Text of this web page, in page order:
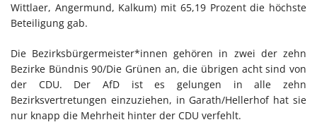
Wittlaer, Angermund, Kalkum) mit 65,19 Prozent die höchste
Beteiligung gab.
Die Bezirksbürgermeister*innen gehören in zwei der zehn
Bezirke Bündnis 90/Die Grünen an, die übrigen acht sind von
der CDU. Der AfD ist es gelungen in alle zehn
Bezirksvertretungen einzuziehen, in Garath/Hellerhof hat sie
nur knapp die Mehrheit hinter der CDU verfehlt.